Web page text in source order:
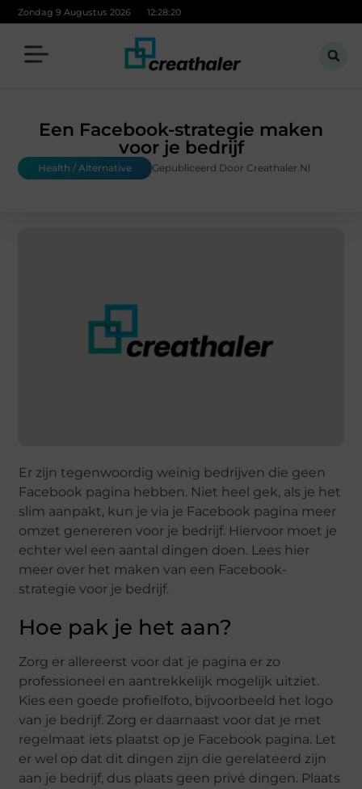
Zondag 9 Augustus 2026 12:28:21
Een Facebook-strategie maken
voor je bedrijf
Health / Alternative Gepubliceerd Door Creathaler.nl
Er zijn tegenwoordig weinig bedrijven die geen
Facebook pagina hebben. Niet heel gek, als je het
slim aanpakt, kun je via je Facebook pagina meer
omzet genereren voor je bedrijf. Hiervoor moet je
echter wel een aantal dingen doen. Lees hier
meer over het maken van een Facebook-
strategie voor je bedrijf.
Hoe pak je het aan?
Zorg er allereerst voor dat je pagina er zo
professioneel en aantrekkelijk mogelijk uitziet.
Kies een goede profielfoto, bijvoorbeeld het logo
van je bedrijf. Zorg er daarnaast voor dat je met
regelmaat iets plaatst op je Facebook pagina. Let
er wel op dat dit dingen zijn die gerelateerd zijn
aan je bedrijf, dus plaats geen privé dingen. Plaats